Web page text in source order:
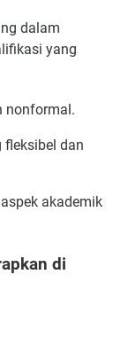
dalam
yang
nonformal.
fleksibel dan
akademik
di